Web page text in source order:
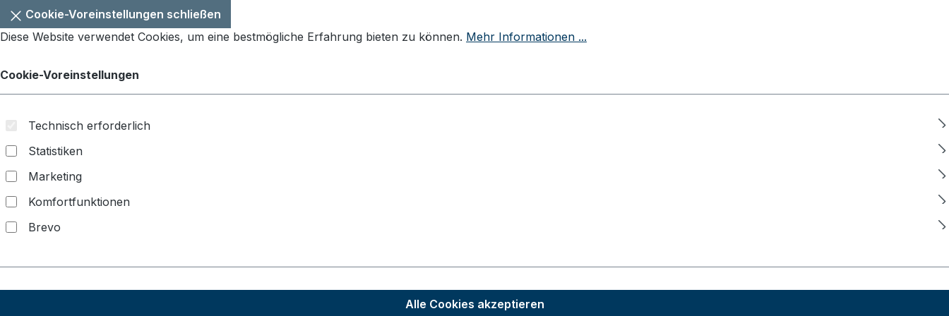
Cookie-Voreinstellungen schließen
Diese Website verwendet Cookies, um eine bestmögliche Erfahrung bieten zu können. Mehr Informationen ...
Cookie-Voreinstellungen
Technisch erforderlich
Statistiken
Marketing
Komfortfunktionen
Brevo
Alle Cookies akzeptieren